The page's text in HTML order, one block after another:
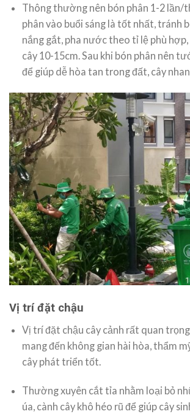
Thông thường nên bón phân 1-2 lần/
phân vào buổi sáng là tốt nhất, tránh
nắng gắt, pha nước theo tỉ lệ phù hợp,
cây 10-15cm. Sau khi bón phân nên
để giúp dễ hòa tan trong đất, cây
Vị trí đặt chậu
Vị trí đặt chậu cây cảnh rất quan
mang đến không gian hài hòa, thẩm
cây phát triển tốt.
Thường xuyên cắt tỉa nhằm loại bỏ
úa, cành cây khô héo rũ để giúp cây